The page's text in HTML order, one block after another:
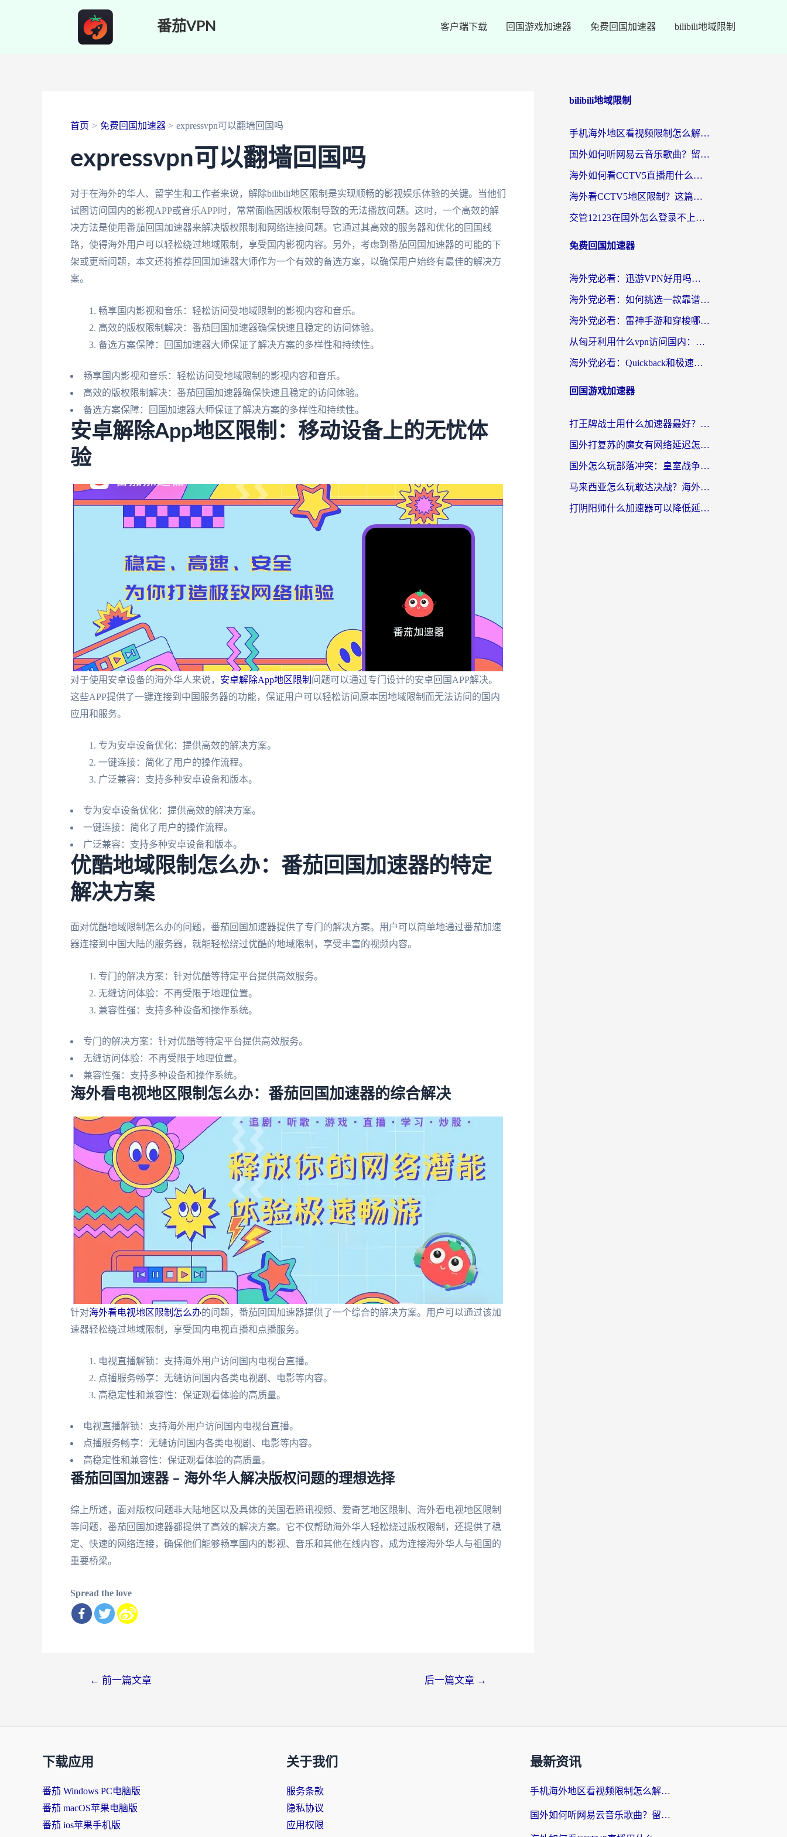
番茄VPN 客户端下载 回国游戏加速器 免费回国加速器 bilibili地域限制
首页 免费回国加速器 expressvpn可以翻墙回国吗
expressvpn可以翻墙回国吗
对于在海外的华人、留学生和工作者来说，解除bilibili地区限制是实现顺畅的影视娱乐体验的关键。当他们
试图访问国内的影视APP或音乐APP时，常常面临因版权限制导致的无法播放问题。这时，一个高效的解
决方法是使用番茄回国加速器来解决版权限制和网络连接问题。它通过其高效的服务器和优化的回国线
路，使得海外用户可以轻松绕过地域限制，享受国内影视内容。另外，考虑到番茄回国加速器的可能的下
架或更新问题，本文还将推荐回国加速器大师作为一个有效的备选方案，以确保用户始终有最佳的解决方
案。
畅享国内影视和音乐：轻松访问受地域限制的影视内容和音乐。
高效的版权限制解决：番茄回国加速器确保快速且稳定的访问体验。
备选方案保障：回国加速器大师保证了解决方案的多样性和持续性。
畅享国内影视和音乐：轻松访问受地域限制的影视内容和音乐。
高效的版权限制解决：番茄回国加速器确保快速且稳定的访问体验。
备选方案保障：回国加速器大师保证了解决方案的多样性和持续性。
安卓解除App地区限制：移动设备上的无忧体
验
对于使用安卓设备的海外华人来说， 安卓解除App地区限制 问题可以通过专门设计的安卓回国APP解决。
这些APP提供了一键连接到中国服务器的功能，保证用户可以轻松访问原本因地域限制而无法访问的国内
应用和服务。
专为安卓设备优化：提供高效的解决方案。
一键连接：简化了用户的操作流程。
广泛兼容：支持多种安卓设备和版本。
专为安卓设备优化：提供高效的解决方案。
一键连接：简化了用户的操作流程。
广泛兼容：支持多种安卓设备和版本。
优酷地域限制怎么办：番茄回国加速器的特定
解决方案
面对优酷地域限制怎么办的问题，番茄回国加速器提供了专门的解决方案。用户可以简单地通过番茄加速
器连接到中国大陆的服务器，就能轻松绕过优酷的地域限制，享受丰富的视频内容。
专门的解决方案：针对优酷等特定平台提供高效服务。
无缝访问体验：不再受限于地理位置。
兼容性强：支持多种设备和操作系统。
专门的解决方案：针对优酷等特定平台提供高效服务。
无缝访问体验：不再受限于地理位置。
兼容性强：支持多种设备和操作系统。
海外看电视地区限制怎么办：番茄回国加速器的综合解决
针对海外看电视地区限制怎么办的问题，番茄回国加速器提供了一个综合的解决方案。用户可以通过该加
速器轻松绕过地域限制，享受国内电视直播和点播服务。
电视直播解锁：支持海外用户访问国内电视台直播。
点播服务畅享：无缝访问国内各类电视剧、电影等内容。
高稳定性和兼容性：保证观看体验的高质量。
电视直播解锁：支持海外用户访问国内电视台直播。
点播服务畅享：无缝访问国内各类电视剧、电影等内容。
高稳定性和兼容性：保证观看体验的高质量。
番茄回国加速器 – 海外华人解决版权问题的理想选择
综上所述，面对版权问题非大陆地区以及具体的美国看腾讯视频、爱奇艺地区限制、海外看电视地区限制
等问题，番茄回国加速器都提供了高效的解决方案。它不仅帮助海外华人轻松绕过版权限制，还提供了稳
定、快速的网络连接，确保他们能够畅享国内的影视、音乐和其他在线内容，成为连接海外华人与祖国的
重要桥梁。
Spread the love
← 前一篇文章 后一篇文章 →
bilibili地域限制
手机海外地区看视频限制怎么解决？留学生亲测有效的回国加速器指南
国外如何听网易云音乐歌曲？留学生亲测有效的回国加速方案
海外如何看CCTV5直播用什么平台？2026最新指南：看欧洲杯、中超、奥运不再卡
海外看CCTV5地区限制？这篇指南帮你流畅看欧洲杯、NBA还听中文解说
交管12123在国外怎么登录不上？海外华人必看的回国加速器选择指南
免费回国加速器
海外党必看：迅游VPN好用吗？和OurPlay VPN对比哪个回国效果更好？附真实体验测评
海外党必看：如何挑选一款靠谱的PC端VPN，让回国冲浪不再卡顿
海外党必看：雷神手游和穿梭哪个好？3步教你选对回国加速器（附实测对比）
从匈牙利用什么vpn访问国内：一份海外游子的网络归乡指南
海外党必看：Quickback和极速穿梭VPN好用吗？3步选对回国加速器实现无缝刷国内资源
回国游戏加速器
打王牌战士用什么加速器最好？海外玩家的终极选择指南
国外打复苏的魔女有网络延迟怎么办？2026海外玩家国服游戏加速全攻略
国外怎么玩部落冲突：皇室战争不卡？海外玩家畅玩国服游戏终极指南
马来西亚怎么玩敢达决战？海外党国服游戏加速避坑指南（附实测推荐）
打阴阳师什么加速器可以降低延迟？海外玩家的真实困境与破局
下载应用
番茄 Windows PC电脑版
番茄 macOS苹果电脑版
番茄 ios苹果手机版
关于我们
服务条款
隐私协议
应用权限
最新资讯
手机海外地区看视频限制怎么解决？留学生亲测有效的回国加速器指南
国外如何听网易云音乐歌曲？留学生亲测有效的回国加速方案